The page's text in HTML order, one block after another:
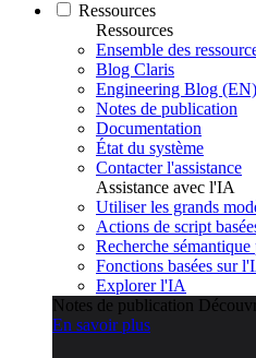
Ressources
Ressources
Ensemble des
Blog Claris
Engineering Blog (EN)
Notes de publication
Documentation
État du système
Contacter l'assistance
Assistance avec l'IA
Utiliser les grands
Actions de script
Recherche
Fonctions basées sur
Explorer l'IA
Notes de publication
En savoir plus